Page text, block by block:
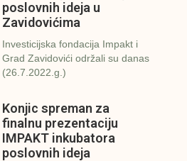
poslovnih ideja u
Zavidovićima
Investicijska fondacija Impakt i
Grad Zavidovići održali su danas
(26.7.2022.g.)
Konjic spreman za
finalnu prezentaciju
IMPAKT inkubatora
poslovnih ideja